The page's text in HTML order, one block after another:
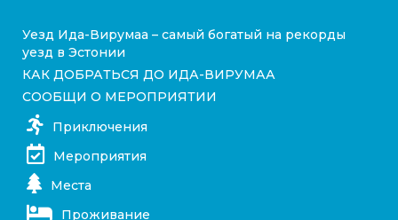
Уезд Ида-Вирумаа – самый богатый на рекорды
уезд в Эстонии
КАК ДОБРАТЬСЯ ДО ИДА-ВИРУМАА
СООБЩИ О МЕРОПРИЯТИИ
Приключения
Мероприятия
Места
Проживание